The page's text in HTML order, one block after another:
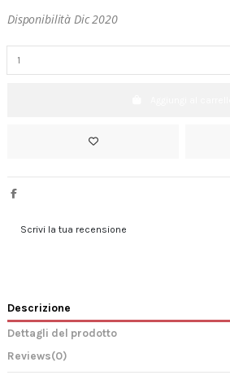
Disponibilità Dic 2020
Scrivi la tua recensione
Descrizione
Dettagli del prodotto
Reviews(0)